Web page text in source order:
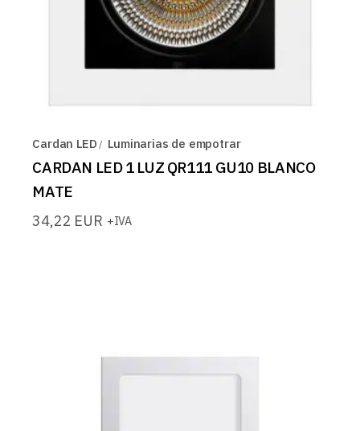
Cardan LED Luminarias de empotrar
CARDAN LED 1 LUZ QR111 GU10 BLANCO
MATE
34,22 EUR +IVA